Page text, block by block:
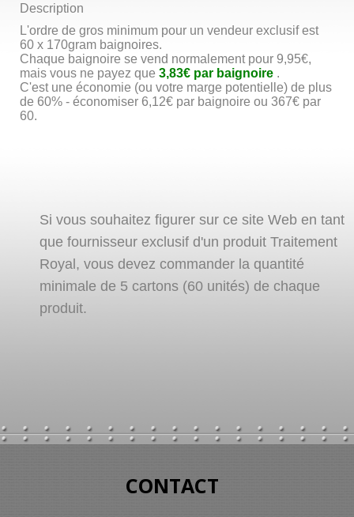
Description
L'ordre de gros minimum pour un vendeur exclusif est
60 x 170gram baignoires.
Chaque baignoire se vend normalement pour 9,95€,
mais vous ne payez que 3,83€ par baignoire .
C'est une économie (ou votre marge potentielle) de plus
de 60% - économiser 6,12€ par baignoire ou 367€ par
60.
Si vous souhaitez figurer sur ce site Web en tant
que fournisseur exclusif d'un produit Traitement
Royal, vous devez commander la quantité
minimale de 5 cartons (60 unités) de chaque
produit.
CONTACT